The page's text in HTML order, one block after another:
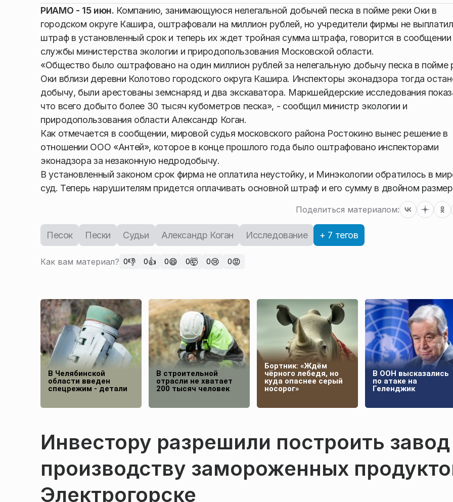
РИАМО - 15 июн. Компанию, занимающуюся нелегальной добычей песка в пойме реки Оки в
городском округе Кашира, оштрафовали на миллион рублей, но учредители фирмы не
штраф в установленный срок и теперь их ждет тройная сумма штрафа, говорится в
службы министерства экологии и природопользования Московской области.
«Общество было оштрафовано на один миллион рублей за нелегальную добычу песка в пойме
Оки вблизи деревни Колотово городского округа Кашира. Инспекторы эконадзора тогда
добычу, были арестованы земснаряд и два экскаватора. Маркшейдерские исследования
что всего добыто более 30 тысяч кубометров песка», - сообщил министр экологии и
природопользования области Александр Коган.
Как отмечается в сообщении, мировой судья московского района Ростокино вынес решение в
отношении ООО «Антей», которое в конце прошлого года было оштрафовано инспекторами
эконадзора за незаконную недродобычу.
В установленный законом срок фирма не оплатила неустойку, и Минэкологии обратилось в
суд. Теперь нарушителям придется оплачивать основной штраф и его сумму в двойном
Поделиться материалом:
Песок Пески Судьи Александр Коган Исследование + 7 тегов
Как вам материал? 0👎 0👍 0😄 0🤯 0😢 0😡
В Челябинской
области введен
спецрежим - детали
В строительной
отрасли не хватает
200 тысяч человек
Бортник: «Ждём
чёрного лебедя, но
куда опаснее серый
носорог»
В ООН высказались
по атаке на
Геленджик
Инвестору разрешили построить
производству замороженных
Электрогорске